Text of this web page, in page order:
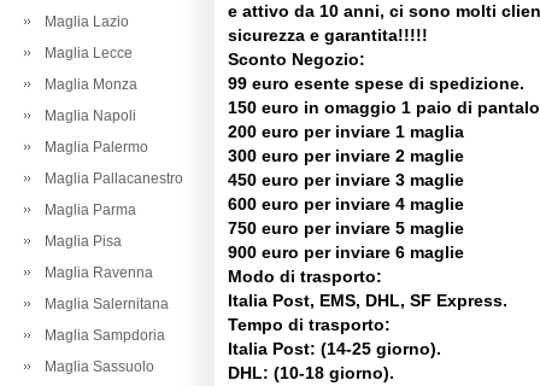
Maglia Lazio
Maglia Lecce
Maglia Monza
Maglia Napoli
Maglia Palermo
Maglia Pallacanestro
Maglia Parma
Maglia Pisa
Maglia Ravenna
Maglia Salernitana
Maglia Sampdoria
Maglia Sassuolo
e attivo da 10 anni, ci sono molti
sicurezza e garantita!!!!!
Sconto Negozio:
99 euro esente spese di spedizione.
150 euro in omaggio 1 paio di
200 euro per inviare 1 maglia
300 euro per inviare 2 maglie
450 euro per inviare 3 maglie
600 euro per inviare 4 maglie
750 euro per inviare 5 maglie
900 euro per inviare 6 maglie
Modo di trasporto:
Italia Post, EMS, DHL, SF Express.
Tempo di trasporto:
Italia Post: (14-25 giorno).
DHL: (10-18 giorno).